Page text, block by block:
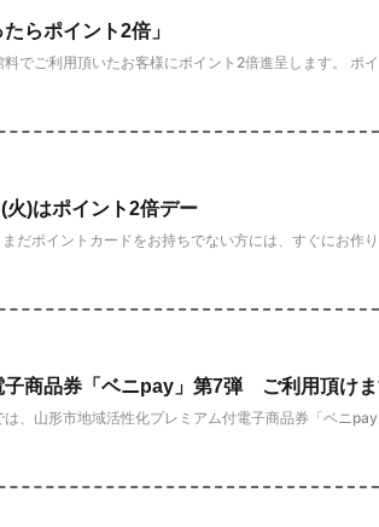
らポイント2倍」
でご利用頂いたお客様にポイント2倍進呈します。
)はポイント2倍デー
だポイントカードをお持ちでない方には、すぐにお
商品券「ベニpay」第7弾 ご利用頂けま
、山形市地域活性化プレミアム付電子商品券「ベニ